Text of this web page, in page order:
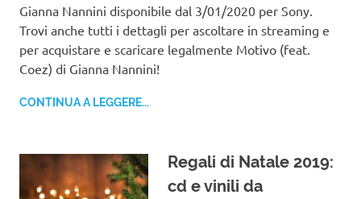
Gianna Nannini disponibile dal 3/01/2020 per Sony.
Trovi anche tutti i dettagli per ascoltare in streaming e
per acquistare e scaricare legalmente Motivo (feat.
Coez) di Gianna Nannini!
CONTINUA A LEGGERE...
Regali di Natale 2019:
cd e vinili da